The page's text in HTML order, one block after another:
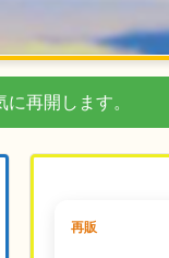
再開します。
再販